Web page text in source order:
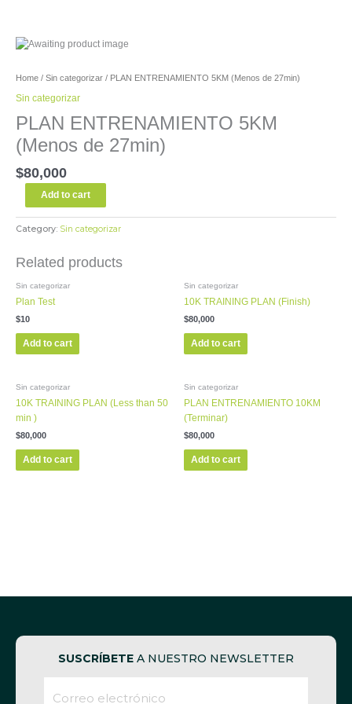
contenido
Home / Sin categorizar / PLAN ENTRENAMIENTO 5KM (Menos de 27min)
Sin categorizar
PLAN ENTRENAMIENTO 5KM
(Menos de 27min)
$80,000
PLAN
5KM
de
27min)
quantity
Add to cart
Category: Sin categorizar
Related products
Sin categorizar
Plan Test
$10
Add to cart
Sin categorizar
10K TRAINING PLAN (Finish)
$80,000
Add to cart
Sin categorizar
10K TRAINING PLAN (Less than 50
min )
$80,000
Add to cart
Sin categorizar
PLAN ENTRENAMIENTO 10KM
(Terminar)
$80,000
Add to cart
SUSCRÍBETE A NUESTRO NEWSLETTER